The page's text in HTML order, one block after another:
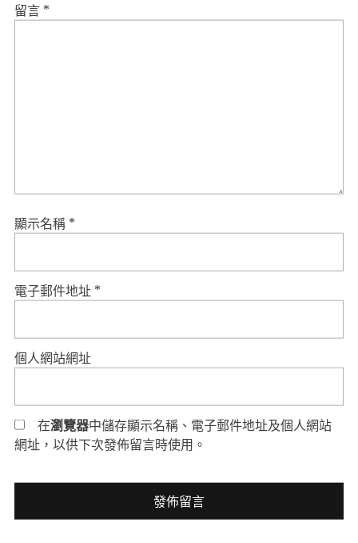
留言 *
顯示名稱 *
電子郵件地址 *
個人網站網址
在瀏覽器中儲存顯示名稱、電子郵件地址及個人網站
網址，以供下次發佈留言時使用。